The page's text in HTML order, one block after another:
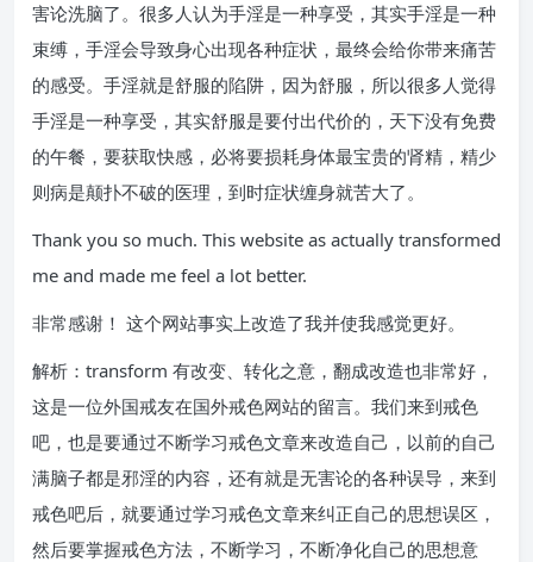
害论洗脑了。很多人认为手淫是一种享受，其实手淫是一种
束缚，手淫会导致身心出现各种症状，最终会给你带来痛苦
的感受。手淫就是舒服的陷阱，因为舒服，所以很多人觉得
手淫是一种享受，其实舒服是要付出代价的，天下没有免费
的午餐，要获取快感，必将要损耗身体最宝贵的肾精，精少
则病是颠扑不破的医理，到时症状缠身就苦大了。
Thank you so much. This website as actually transformed
me and made me feel a lot better.
非常感谢！ 这个网站事实上改造了我并使我感觉更好。
解析：transform 有改变、转化之意，翻成改造也非常好，
这是一位外国戒友在国外戒色网站的留言。我们来到戒色
吧，也是要通过不断学习戒色文章来改造自己，以前的自己
满脑子都是邪淫的内容，还有就是无害论的各种误导，来到
戒色吧后，就要通过学习戒色文章来纠正自己的思想误区，
然后要掌握戒色方法，不断学习，不断净化自己的思想意